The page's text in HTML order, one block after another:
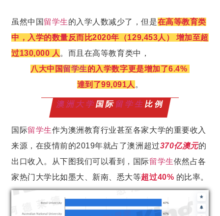
虽然中国 留学生的入学人数减少了，但是在高等教育类
中，入学的数量反而比2020年（129,453人） 增加至超
过130,000 人 。而且在高等教育类中，
八大中国留学生的入学数字更是增加了6.4%
達到了99,091人 。
澳洲大学国际留学生比例
国际留学生作为澳洲教育行业甚至各家大学的重要收入
来源，在疫情前的2019年就占了澳洲超过370亿澳元的
出口收入。从下图我们可以看到，国际留学生依然占各
家热门大学比如墨大、新南、悉大等超过40% 的比率。